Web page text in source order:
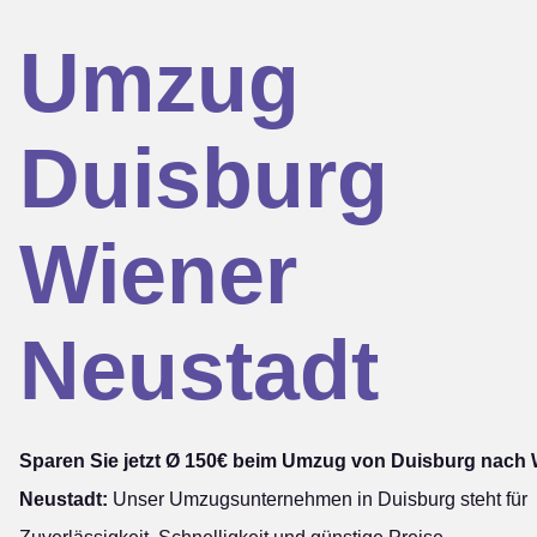
Umzug
Duisburg
Wiener
Neustadt
Sparen Sie jetzt Ø 150€ beim Umzug von Duisburg nach
Neustadt: Unser Umzugsunternehmen in Duisburg steht für